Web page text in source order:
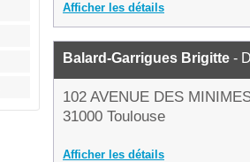
Afficher les détails
Balard-Garrigues Brigitte -
102 AVENUE DES
31000 Toulouse
Afficher les détails